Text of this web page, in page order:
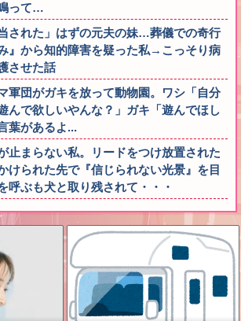
って…
された」はずの元夫の妹…葬儀での奇行
』から知的障害を疑った私→こっそり病
させた話
軍団がガキを放って動物園。ワシ「自分
んで欲しいやんな？」ガキ「遊んでほし
葉があるよ...
止まらない私。リードをつけ放置された
けられた先で『信じられない光景』を目
ぶも犬と取り残されて・・・